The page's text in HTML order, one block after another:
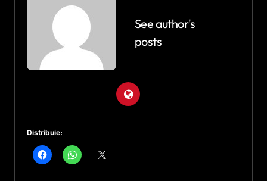
See author's
posts
Distribuie: